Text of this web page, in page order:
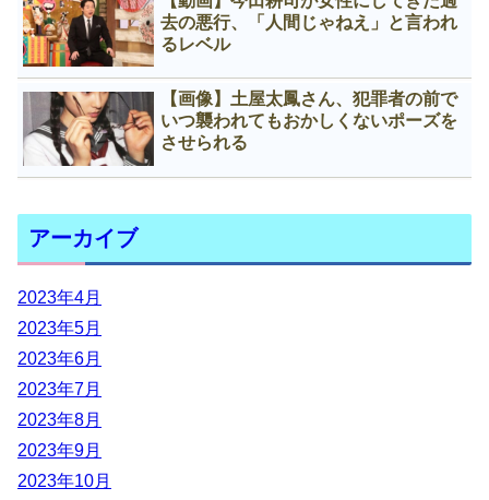
去の悪行、「人間じゃねえ」と言われ
るレベル
【画像】土屋太鳳さん、犯罪者の前で
いつ襲われてもおかしくないポーズを
させられる
アーカイブ
2023年4月
2023年5月
2023年6月
2023年7月
2023年8月
2023年9月
2023年10月